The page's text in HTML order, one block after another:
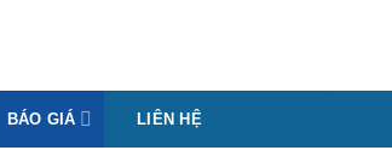
BÁO GIÁ LIÊN HỆ